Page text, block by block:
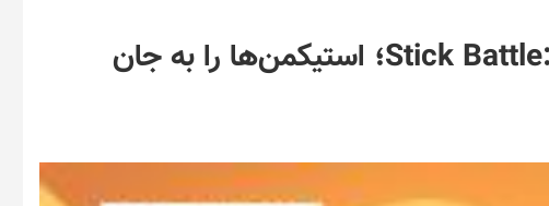
معرفی اپ – Stick Battle: War of Legions؛ استیکمن‌ها را به جان